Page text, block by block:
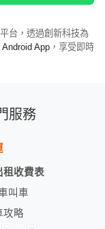
台，透過創新科技為
Android App ，享受即時
服務
租收費表
叫車
攻略